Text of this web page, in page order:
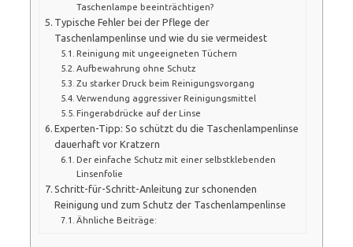
Taschenlampe beeinträchtigen?
Typische Fehler bei der Pflege der
Taschenlampenlinse und wie du sie vermeidest
Reinigung mit ungeeigneten Tüchern
Aufbewahrung ohne Schutz
Zu starker Druck beim Reinigungsvorgang
Verwendung aggressiver Reinigungsmittel
Fingerabdrücke auf der Linse
Experten-Tipp: So schützt du die Taschenlampenlinse
dauerhaft vor Kratzern
Der einfache Schutz mit einer selbstklebenden
Linsenfolie
Schritt-für-Schritt-Anleitung zur schonenden
Reinigung und zum Schutz der Taschenlampenlinse
Ähnliche Beiträge: